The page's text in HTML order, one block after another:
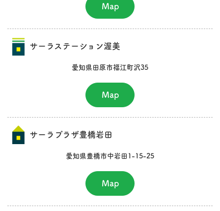
Map
サーラステーション渥美
愛知県田原市福江町沢35
Map
サーラプラザ豊橋岩田
愛知県豊橋市中岩田1-15-25
Map